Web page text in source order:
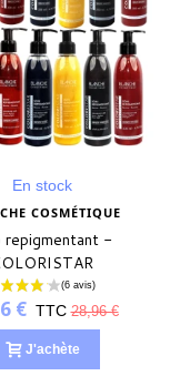
En stock
COSMÉTIQUE
repigmentant -
€ TTC 28,96 €
J'achète